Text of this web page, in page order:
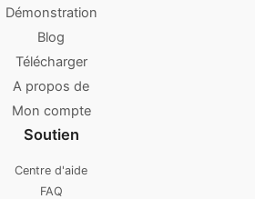
Démonstration
Blog
Télécharger
A propos de
Mon compte
Soutien
Centre d'aide
FAQ